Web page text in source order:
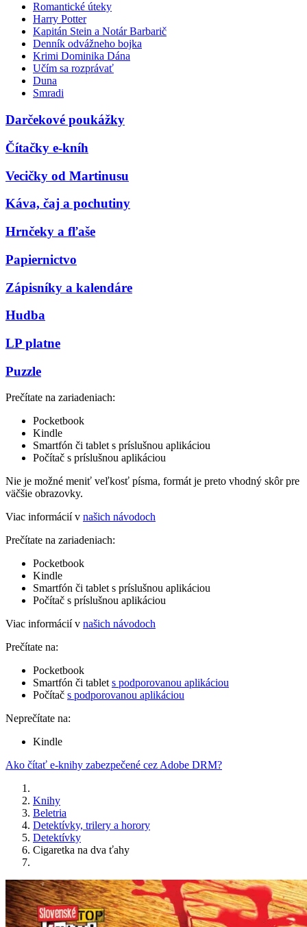
Romantické úteky
Harry Potter
Kapitán Stein a Notár Barbarič
Denník odvážneho bojka
Krimi Dominika Dána
Učím sa rozprávať
Duna
Smradi
Darčekové poukážky
Čítačky e-kníh
Vecičky od Martinusu
Káva, čaj a pochutiny
Hrnčeky a fľaše
Papiernictvo
Zápisníky a kalendáre
Hudba
LP platne
Puzzle
Prečítate na zariadeniach:
Pocketbook
Kindle
Smartfón či tablet s príslušnou aplikáciou
Počítač s príslušnou aplikáciou
Nie je možné meniť veľkosť písma, formát je preto vhodný skôr pre
väčšie obrazovky.
Viac informácií v našich návodoch
Prečítate na zariadeniach:
Pocketbook
Kindle
Smartfón či tablet s príslušnou aplikáciou
Počítač s príslušnou aplikáciou
Viac informácií v našich návodoch
Prečítate na:
Pocketbook
Smartfón či tablet s podporovanou aplikáciou
Počítač s podporovanou aplikáciou
Neprečítate na:
Kindle
Ako čítať e-knihy zabezpečené cez Adobe DRM?
Knihy
Beletria
Detektívky, trilery a horory
Detektívky
Cigaretka na dva ťahy